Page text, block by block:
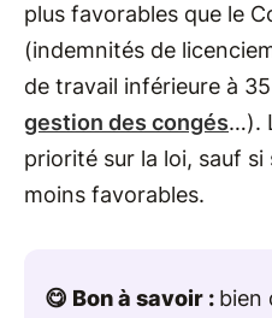
plus favorables que le
(indemnités de
de travail inférieure à
gestion des congés…).
priorité sur la loi, sauf
moins favorables.
😋 Bon à savoir : bien